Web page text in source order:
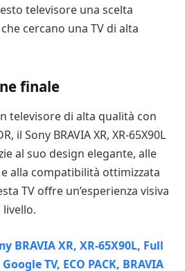
televisore una scelta
cercano una TV di alta
finale
televisore di alta qualità con
il Sony BRAVIA XR, XR-65X90L
al suo design elegante, alle
alla compatibilità ottimizzata
TV offre un’esperienza visiva